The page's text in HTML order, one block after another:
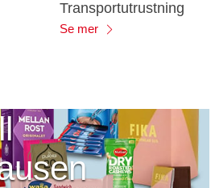
Transportutrustning
Se mer